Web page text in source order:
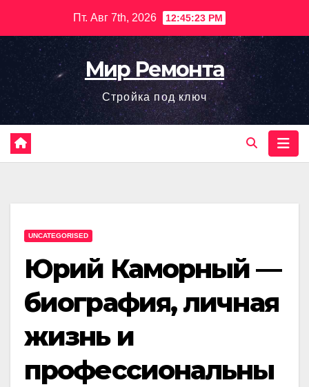
содержимому
Пт. Авг 7th, 2026 12:45:24 PM
Мир Ремонта
Стройка под ключ
UNCATEGORISED
Юрий Каморный —
биография, личная
жизнь и
профессиональны